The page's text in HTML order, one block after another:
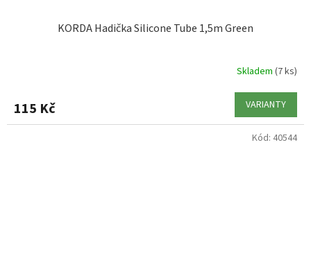
KORDA Hadička Silicone Tube 1,5m Green
Skladem (7 ks)
115 Kč VARIANTY
Kód: 40544